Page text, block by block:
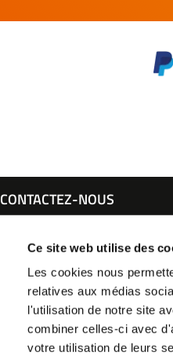
Ce site web utilise des
Les cookies nous
relatives aux médias
l'utilisation de notre site
combiner celles-ci avec
votre utilisation de leurs
CONTACTEZ-NOUS
Par téléphone :05 63 42